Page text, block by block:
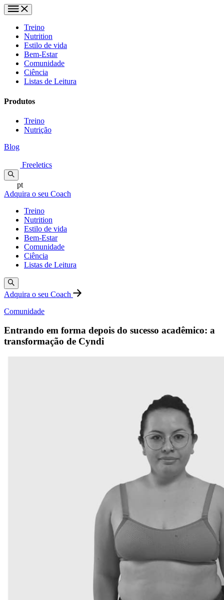
Treino
Nutrition
Estilo de vida
Bem-Estar
Comunidade
Ciência
Listas de Leitura
Produtos
Treino
Nutrição
Blog
Freeletics
pt
Adquira o seu Coach
Treino
Nutrition
Estilo de vida
Bem-Estar
Comunidade
Ciência
Listas de Leitura
Adquira o seu Coach
Comunidade
Entrando em forma depois do sucesso acadêmico: a
transformação de Cyndi